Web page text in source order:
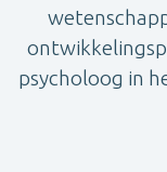
psycholoog in